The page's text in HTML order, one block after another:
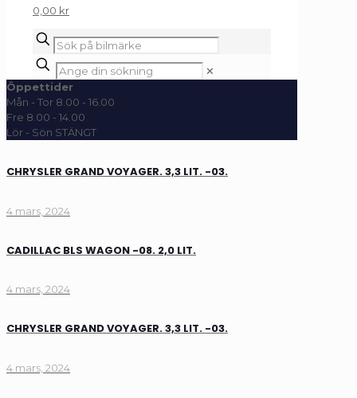
0,00 kr
✕
Öppettider
Mån - Tor 8.00 - 16.00
Fre 8.00 - 14.00
Lör - Sön STÄNGT
CHRYSLER GRAND VOYAGER. 3,3 LIT. -03.
4 mars, 2024
CADILLAC BLS WAGON -08. 2,0 LIT.
4 mars, 2024
CHRYSLER GRAND VOYAGER. 3,3 LIT. -03.
4 mars, 2024